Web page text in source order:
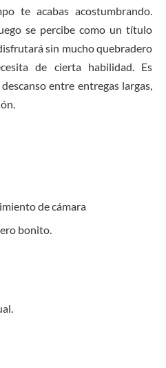
te acabas acostumbrando.
se percibe como un título
sin mucho quebradero
de cierta habilidad. Es
entre entregas largas,
de cámara
bonito.